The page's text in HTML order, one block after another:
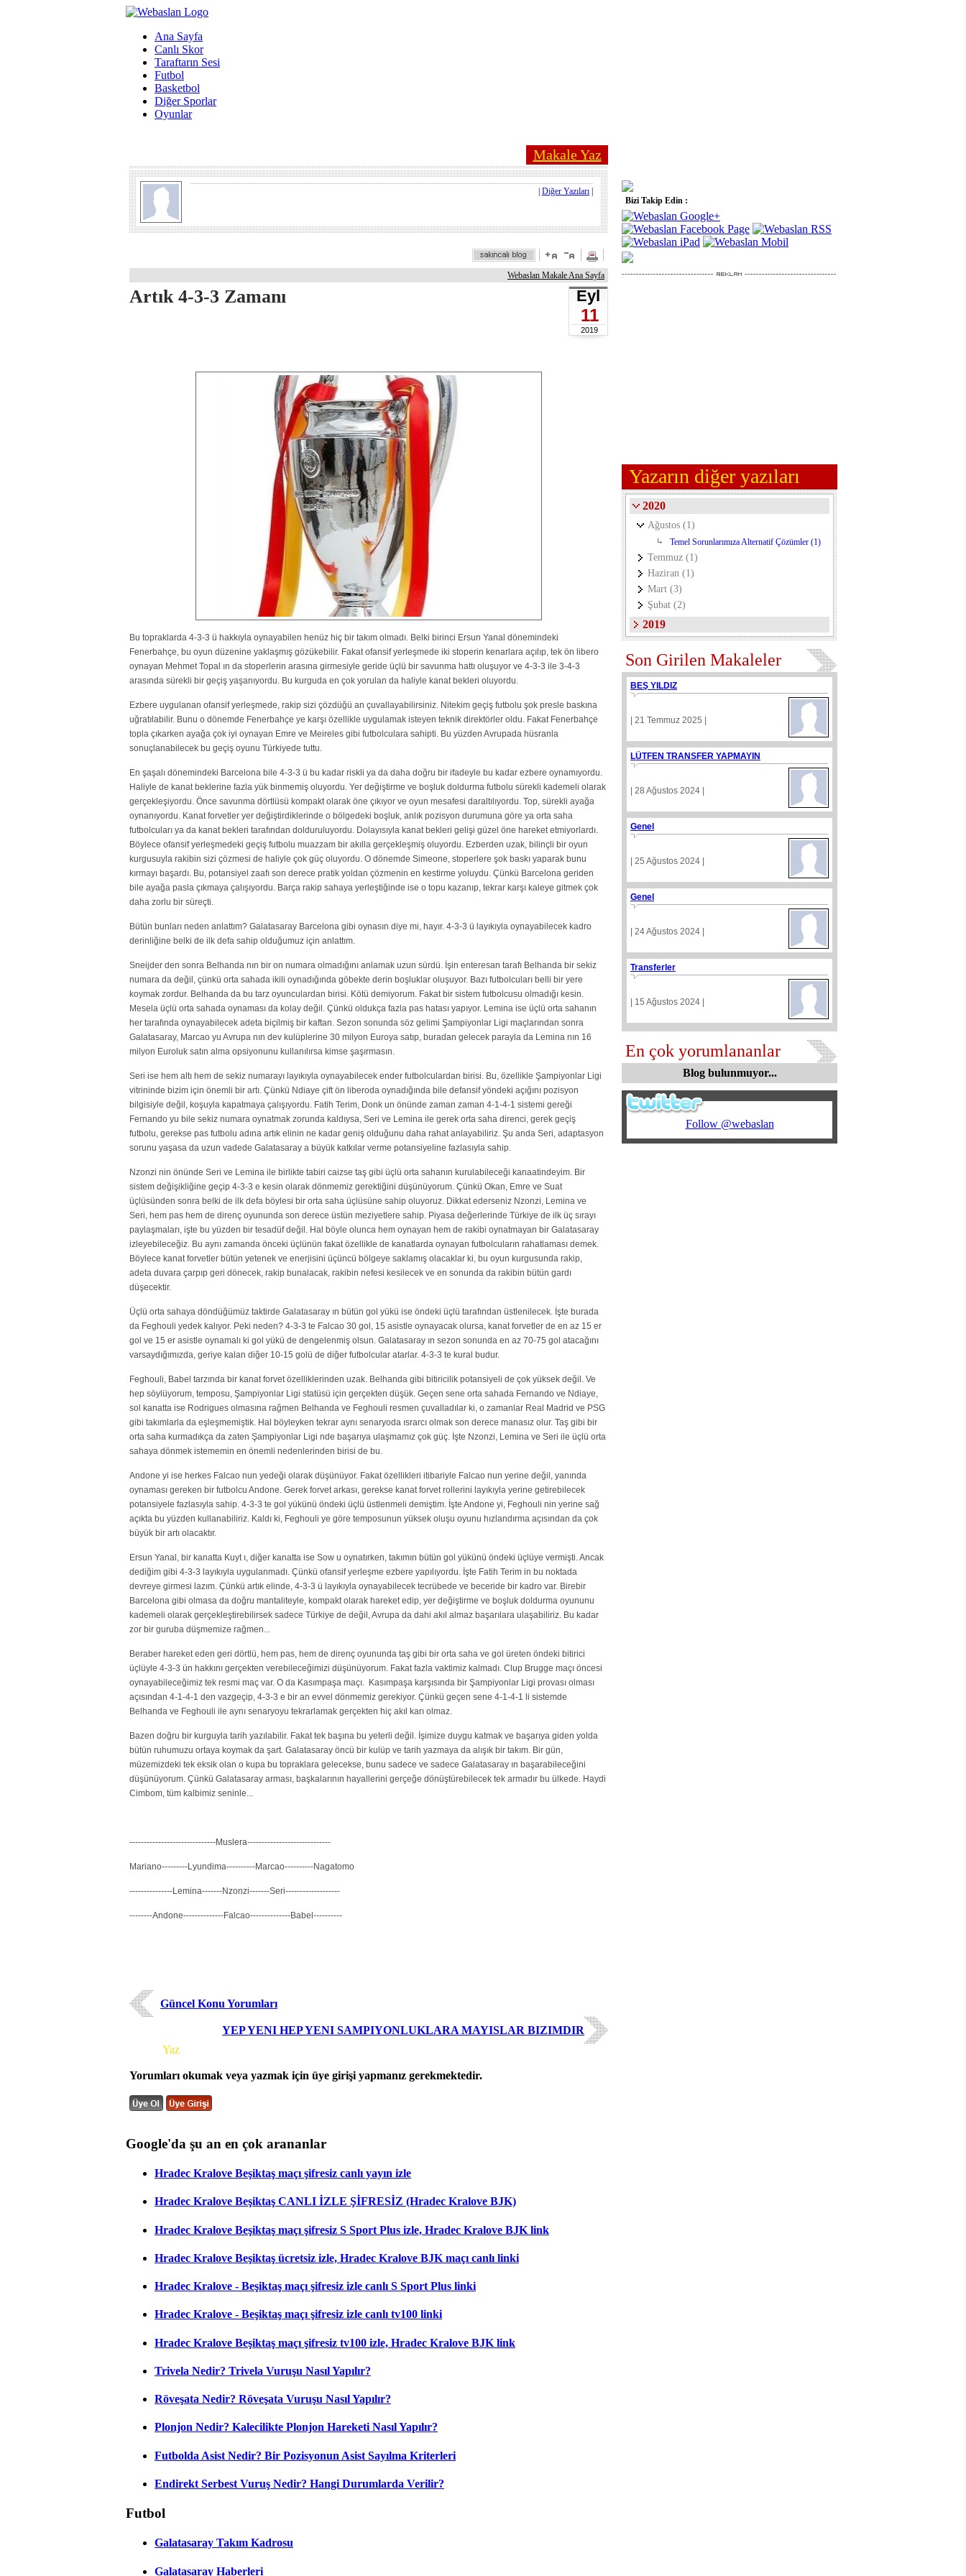
Ana Sayfa
Canlı Skor
Taraftarın Sesi
Futbol
Basketbol
Diğer Sporlar
Oyunlar
Makale Yaz
Diğer Yazıları
Webaslan Makale Ana Sayfa
Artık 4-3-3 Zamanı Eyl
11
2019
Bu topraklarda 4-3-3 ü hakkıyla oynayabilen henüz hiç bir takım olmadı. Belki birinci Ersun Yanal dönemindeki
Fenerbahçe, bu oyun düzenine yaklaşmış gözükebilir. Fakat ofansif yerleşmede iki stoperin kenarlara açılıp, tek ön libero
oynayan Mehmet Topal ın da stoperlerin arasına girmesiyle geride üçlü bir savunma hattı oluşuyor ve 4-3-3 ile 3-4-3
arasında sürekli bir geçiş yaşanıyordu. Bu kurguda en çok yorulan da haliyle kanat bekleri oluyordu.
Ezbere uygulanan ofansif yerleşmede, rakip sizi çözdüğü an çuvallayabilirsiniz. Nitekim geçiş futbolu şok presle baskına
uğratılabilir. Bunu o dönemde Fenerbahçe ye karşı özellikle uygulamak isteyen teknik direktörler oldu. Fakat Fenerbahçe
topla çıkarken ayağa çok iyi oynayan Emre ve Meireles gibi futbolculara sahipti. Bu yüzden Avrupada hüsranla
sonuçlanabilecek bu geçiş oyunu Türkiyede tuttu.
En şaşalı dönemindeki Barcelona bile 4-3-3 ü bu kadar riskli ya da daha doğru bir ifadeyle bu kadar ezbere oynamıyordu.
Haliyle de kanat beklerine fazla yük binmemiş oluyordu. Yer değiştirme ve boşluk doldurma futbolu sürekli kademeli olarak
gerçekleşiyordu. Önce savunma dörtlüsü kompakt olarak öne çıkıyor ve oyun mesafesi daraltılıyordu. Top, sürekli ayağa
oynanıyordu. Kanat forvetler yer değiştirdiklerinde o bölgedeki boşluk, anlık pozisyon durumuna göre ya orta saha
futbolcuları ya da kanat bekleri tarafından dolduruluyordu. Dolayısıyla kanat bekleri gelişi güzel öne hareket etmiyorlardı.
Böylece ofansif yerleşmedeki geçiş futbolu muazzam bir akılla gerçekleşmiş oluyordu. Ezberden uzak, bilinçli bir oyun
kurgusuyla rakibin sizi çözmesi de haliyle çok güç oluyordu. O dönemde Simeone, stoperlere şok baskı yaparak bunu
kırmayı başardı. Bu, potansiyel zaafı son derece pratik yoldan çözmenin en kestirme yoluydu. Çünkü Barcelona geriden
bile ayağa pasla çıkmaya çalışıyordu. Barça rakip sahaya yerleştiğinde ise o topu kazanıp, tekrar karşı kaleye gitmek çok
daha zorlu bir süreçti.
Bütün bunları neden anlattım? Galatasaray Barcelona gibi oynasın diye mi, hayır. 4-3-3 ü layıkıyla oynayabilecek kadro
derinliğine belki de ilk defa sahip olduğumuz için anlattım.
Sneijder den sonra Belhanda nın bir on numara olmadığını anlamak uzun sürdü. İşin enteresan tarafı Belhanda bir sekiz
numara da değil, çünkü orta sahada ikili oynadığında göbekte derin boşluklar oluşuyor. Bazı futbolcuları belli bir yere
koymak zordur. Belhanda da bu tarz oyunculardan birisi. Kötü demiyorum. Fakat bir sistem futbolcusu olmadığı kesin.
Mesela üçlü orta sahada oynaması da kolay değil. Çünkü oldukça fazla pas hatası yapıyor. Lemina ise üçlü orta sahanın
her tarafında oynayabilecek adeta biçilmiş bir kaftan. Sezon sonunda söz gelimi Şampiyonlar Ligi maçlarından sonra
Galatasaray, Marcao yu Avrupa nın dev kulüplerine 30 milyon Euroya satıp, buradan gelecek parayla da Lemina nın 16
milyon Euroluk satın alma opsiyonunu kullanılırsa kimse şaşırmasın.
Seri ise hem altı hem de sekiz numarayı layıkıyla oynayabilecek ender futbolculardan birisi. Bu, özellikle Şampiyonlar Ligi
vitrininde bizim için önemli bir artı. Çünkü Ndiaye çift ön liberoda oynadığında bile defansif yöndeki açığını pozisyon
bilgisiyle değil, koşuyla kapatmaya çalışıyordu. Fatih Terim, Donk un önünde zaman zaman 4-1-4-1 sistemi gereği
Fernando yu bile sekiz numara oynatmak zorunda kaldıysa, Seri ve Lemina ile gerek orta saha direnci, gerek geçiş
futbolu, gerekse pas futbolu adına artık elinin ne kadar geniş olduğunu daha rahat anlayabiliriz. Şu anda Seri, adaptasyon
sorunu yaşasa da uzun vadede Galatasaray a büyük katkılar verme potansiyeline fazlasıyla sahip.
Nzonzi nin önünde Seri ve Lemina ile birlikte tabiri caizse taş gibi üçlü orta sahanın kurulabileceği kanaatindeyim. Bir
sistem değişikliğine geçip 4-3-3 e kesin olarak dönmemiz gerektiğini düşünüyorum. Çünkü Okan, Emre ve Suat
üçlüsünden sonra belki de ilk defa böylesi bir orta saha üçlüsüne sahip oluyoruz. Dikkat ederseniz Nzonzi, Lemina ve
Seri, hem pas hem de direnç oyununda son derece üstün meziyetlere sahip. Piyasa değerlerinde Türkiye de ilk üç sırayı
paylaşmaları, işte bu yüzden bir tesadüf değil. Hal böyle olunca hem oynayan hem de rakibi oynatmayan bir Galatasaray
izleyebileceğiz. Bu aynı zamanda önceki üçlünün fakat özellikle de kanatlarda oynayan futbolcuların rahatlaması demek.
Böylece kanat forvetler bütün yetenek ve enerjisini üçüncü bölgeye saklamış olacaklar ki, bu oyun kurgusunda rakip,
adeta duvara çarpıp geri dönecek, rakip bunalacak, rakibin nefesi kesilecek ve en sonunda da rakibin bütün gardı
düşecektir.
Üçlü orta sahaya döndüğümüz taktirde Galatasaray ın bütün gol yükü ise öndeki üçlü tarafından üstlenilecek. İşte burada
da Feghouli yedek kalıyor. Peki neden? 4-3-3 te Falcao 30 gol, 15 asistle oynayacak olursa, kanat forvetler de en az 15 er
gol ve 15 er asistle oynamalı ki gol yükü de dengelenmiş olsun. Galatasaray ın sezon sonunda en az 70-75 gol atacağını
varsaydığımızda, geriye kalan diğer 10-15 golü de diğer futbolcular atarlar. 4-3-3 te kural budur.
Feghouli, Babel tarzında bir kanat forvet özelliklerinden uzak. Belhanda gibi bitiricilik potansiyeli de çok yüksek değil. Ve
hep söylüyorum, temposu, Şampiyonlar Ligi statüsü için gerçekten düşük. Geçen sene orta sahada Fernando ve Ndiaye,
sol kanatta ise Rodrigues olmasına rağmen Belhanda ve Feghouli resmen çuvalladılar ki, o zamanlar Real Madrid ve PSG
gibi takımlarla da eşleşmemiştik. Hal böyleyken tekrar aynı senaryoda ısrarcı olmak son derece manasız olur. Taş gibi bir
orta saha kurmadıkça da zaten Şampiyonlar Ligi nde başarıya ulaşmamız çok güç. İşte Nzonzi, Lemina ve Seri ile üçlü orta
sahaya dönmek istememin en önemli nedenlerinden birisi de bu.
Andone yi ise herkes Falcao nun yedeği olarak düşünüyor. Fakat özellikleri itibariyle Falcao nun yerine değil, yanında
oynaması gereken bir futbolcu Andone. Gerek forvet arkası, gerekse kanat forvet rollerini layıkıyla yerine getirebilecek
potansiyele fazlasıyla sahip. 4-3-3 te gol yükünü öndeki üçlü üstlenmeli demiştim. İşte Andone yi, Feghouli nin yerine sağ
açıkta bu yüzden kullanabiliriz. Kaldı ki, Feghouli ye göre temposunun yüksek oluşu oyunu hızlandırma açısından da çok
büyük bir artı olacaktır.
Ersun Yanal, bir kanatta Kuyt ı, diğer kanatta ise Sow u oynatırken, takımın bütün gol yükünü öndeki üçlüye vermişti. Ancak
dediğim gibi 4-3-3 layıkıyla uygulanmadı. Çünkü ofansif yerleşme ezbere yapılıyordu. İşte Fatih Terim in bu noktada
devreye girmesi lazım. Çünkü artık elinde, 4-3-3 ü layıkıyla oynayabilecek tecrübede ve beceride bir kadro var. Birebir
Barcelona gibi olmasa da doğru mantaliteyle, kompakt olarak hareket edip, yer değiştirme ve boşluk doldurma oyununu
kademeli olarak gerçekleştirebilirsek sadece Türkiye de değil, Avrupa da dahi akıl almaz başarılara ulaşabiliriz. Bu kadar
zor bir guruba düşmemize rağmen...
Beraber hareket eden geri dörtlü, hem pas, hem de direnç oyununda taş gibi bir orta saha ve gol üreten öndeki bitirici
üçlüyle 4-3-3 ün hakkını gerçekten verebileceğimizi düşünüyorum. Fakat fazla vaktimiz kalmadı. Clup Brugge maçı öncesi
oynayabileceğimiz tek resmi maç var. O da Kasımpaşa maçı. Kasımpaşa karşısında bir Şampiyonlar Ligi provası olması
açısından 4-1-4-1 den vazgeçip, 4-3-3 e bir an evvel dönmemiz gerekiyor. Çünkü geçen sene 4-1-4-1 li sistemde
Belhanda ve Feghouli ile aynı senaryoyu tekrarlamak gerçekten hiç akıl karı olmaz.
Bazen doğru bir kurguyla tarih yazılabilir. Fakat tek başına bu yeterli değil. İşimize duygu katmak ve başarıya giden yolda
bütün ruhumuzu ortaya koymak da şart. Galatasaray öncü bir kulüp ve tarih yazmaya da alışık bir takım. Bir gün,
müzemizdeki tek eksik olan o kupa bu topraklara gelecekse, bunu sadece ve sadece Galatasaray ın başarabileceğini
düşünüyorum. Çünkü Galatasaray arması, başkalarının hayallerini gerçeğe dönüştürebilecek tek armadır bu ülkede. Haydi
Cimbom, tüm kalbimiz seninle...
------------------------------Muslera-----------------------------
Mariano---------Lyundima----------Marcao----------Nagatomo
---------------Lemina-------Nzonzi-------Seri-------------------
--------Andone--------------Falcao--------------Babel----------
Güncel Konu Yorumları
YEP YENI HEP YENI SAMPIYONLUKLARA MAYISLAR BIZIMDIR
Yaz
Yorumları okumak veya yazmak için üye girişi yapmanız gerekmektedir.
Bizi Takip Edin :
Yazarın diğer yazıları
2020
Ağustos (1)
Temel Sorunlarımıza Alternatif Çözümler (1)
Temmuz (1)
Haziran (1)
Mart (3)
Şubat (2)
2019
Son Girilen Makaleler
BEŞ YILDIZ
| 21 Temmuz 2025 |
LÜTFEN TRANSFER YAPMAYIN
| 28 Ağustos 2024 |
Genel
| 25 Ağustos 2024 |
Genel
| 24 Ağustos 2024 |
Transferler
| 15 Ağustos 2024 |
En çok yorumlananlar
Blog bulunmuyor...
Follow @webaslan
Google'da şu an en çok arananlar
Hradec Kralove Beşiktaş maçı şifresiz canlı yayın izle
Hradec Kralove Beşiktaş CANLI İZLE ŞİFRESİZ (Hradec Kralove BJK)
Hradec Kralove Beşiktaş maçı şifresiz S Sport Plus izle, Hradec Kralove BJK link
Hradec Kralove Beşiktaş ücretsiz izle, Hradec Kralove BJK maçı canlı linki
Hradec Kralove - Beşiktaş maçı şifresiz izle canlı S Sport Plus linki
Hradec Kralove - Beşiktaş maçı şifresiz izle canlı tv100 linki
Hradec Kralove Beşiktaş maçı şifresiz tv100 izle, Hradec Kralove BJK link
Trivela Nedir? Trivela Vuruşu Nasıl Yapılır?
Röveşata Nedir? Röveşata Vuruşu Nasıl Yapılır?
Plonjon Nedir? Kalecilikte Plonjon Hareketi Nasıl Yapılır?
Futbolda Asist Nedir? Bir Pozisyonun Asist Sayılma Kriterleri
Endirekt Serbest Vuruş Nedir? Hangi Durumlarda Verilir?
Futbol
Galatasaray Takım Kadrosu
Galatasaray Haberleri